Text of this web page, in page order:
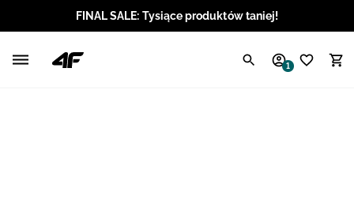
FINAL SALE: Tysiące produktów taniej!
1